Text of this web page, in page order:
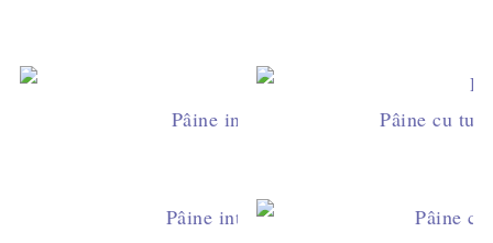
Pâine integrală cu nuci (cu maia
Pâine cu
Pâine integrală cu ceapă (cu maia